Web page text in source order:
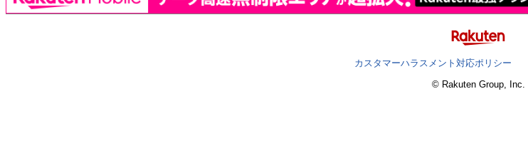
カスタマーハラスメント対応ポリシー
© Rakuten Group, Inc.